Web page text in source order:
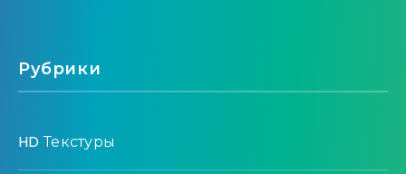
Рубрики
HD Текстуры